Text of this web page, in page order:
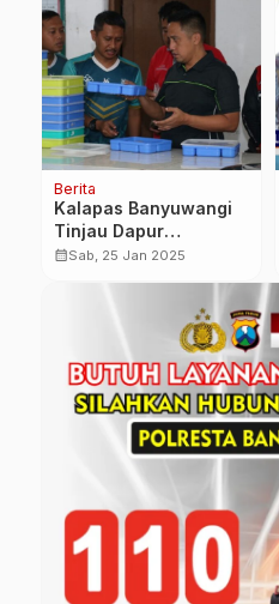
Berita
Kalapas Banyuwangi
Tinjau Dapur
Pengolahan Bahan
dengan Menu Harian
calendar_monthSab, 25 Jan 2025